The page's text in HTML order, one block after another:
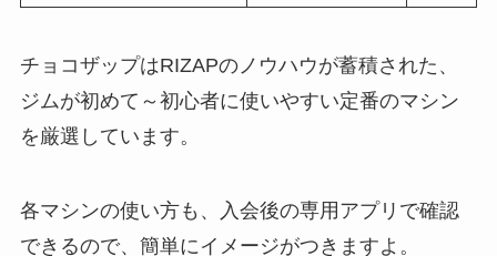
チョコザップはRIZAPのノウハウが蓄積された、
ジムが初めて～初心者に使いやすい定番のマシン
を厳選しています。
各マシンの使い方も、入会後の専用アプリで確認
できるので、簡単にイメージがつきますよ。